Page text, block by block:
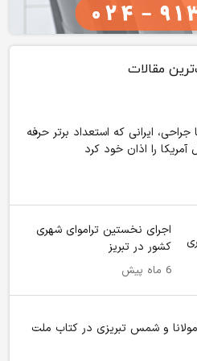
مقالات
جراحی، ایرانی که استعداد برتر حرفه
را اذان خود کرد
اجرای نخستین تراموای شهری
کشور در تبریز
6 ماه پیش
مولانا و شمس تبریزی در کتاب ملت